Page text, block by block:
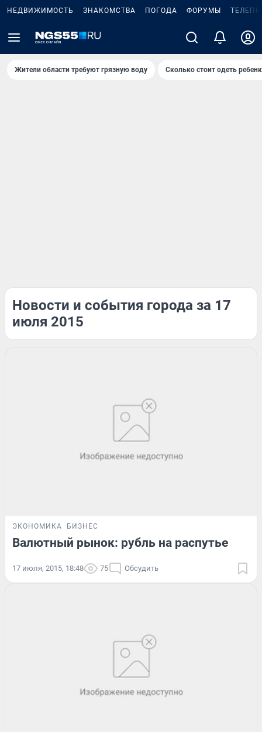
НЕДВИЖИМОСТЬ ЗНАКОМСТВА ПОГОДА ФОРУМЫ
Жители области требуют грязную воду Сколько стоит одеть
Новости и события города за 17
июля 2015
ЭКОНОМИКА БИЗНЕС
Валютный рынок: рубль на распутье
17 июля, 2015, 18:48 75 Обсудить